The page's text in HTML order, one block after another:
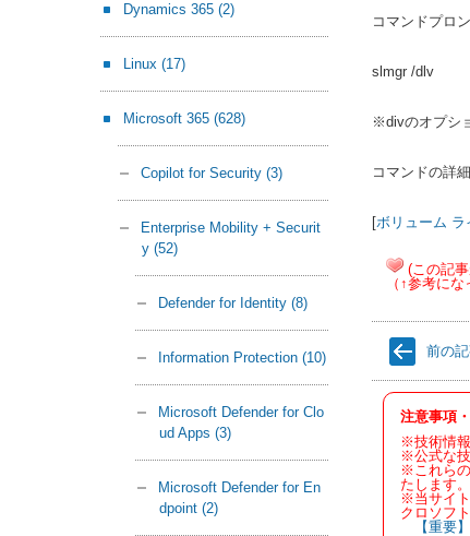
コマンドプロ
slmgr /dlv
※divのオプシ
コマンドの詳
[ボリューム ラ
(この記事
（↑参考に
前の
注意事項
※技術情
※公式な
※これら
たします。
※当サイ
クロソフ
【重要
Dynamics 365 (2)
Linux (17)
Microsoft 365 (628)
Copilot for Security (3)
Enterprise Mobility + Securit
y (52)
Defender for Identity (8)
Information Protection (10)
Microsoft Defender for Clo
ud Apps (3)
Microsoft Defender for En
dpoint (2)